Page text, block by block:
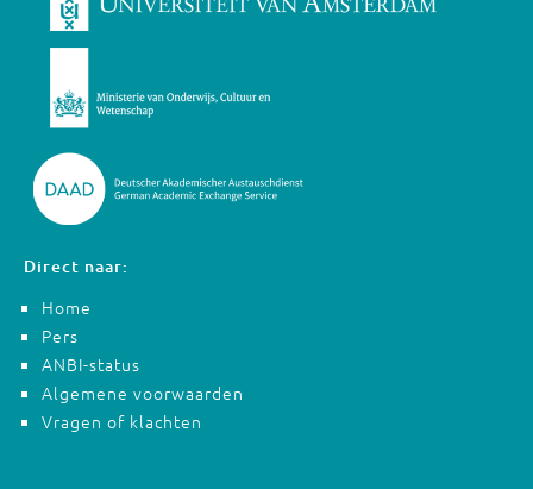
Direct naar:
Home
Pers
ANBI-status
Algemene voorwaarden
Vragen of klachten